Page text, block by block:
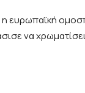
η ευρωπαϊκή
να